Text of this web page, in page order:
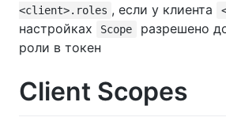
<client>.roles , если у клиента
настройках
Scope
разрешено
роли в токен
Client Scopes